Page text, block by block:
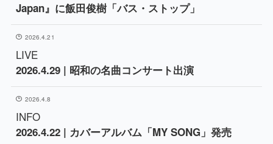
Japan』に飯田俊樹「バス・ストップ」
2026.4.21
LIVE
2026.4.29 | 昭和の名曲コンサート出演
2026.4.8
INFO
2026.4.22 | カバーアルバム「MY SONG」発売